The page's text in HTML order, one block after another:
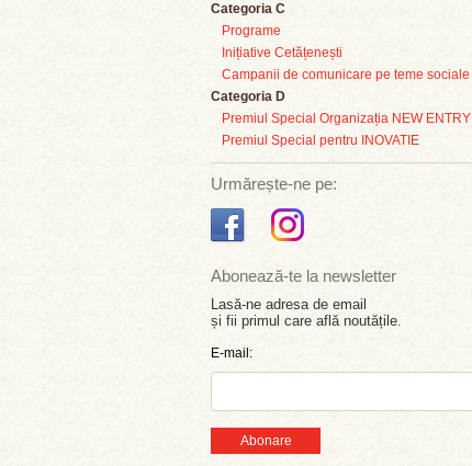
Categoria C
Programe
Inițiative Cetățenești
Campanii de comunicare pe teme sociale
Categoria D
Premiul Special Organizația NEW ENTRY
Premiul Special pentru INOVATIE
Urmărește-ne pe:
Abonează-te la newsletter
Lasă-ne adresa de email
și fii primul care află noutățile.
E-mail:
Abonare